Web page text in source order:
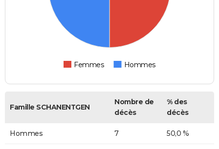
Femmes Hommes
Famille SCHANENTGEN
Nombre de
décès
% des
décès
Hommes 7 50,0 %